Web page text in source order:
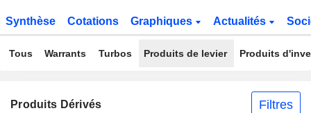
Synthèse Cotations Graphiques Actualités
Tous Warrants Turbos Produits de levier Produits
Produits Dérivés Filtres